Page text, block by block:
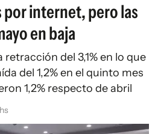
por internet, pero las
en baja
del 3,1% en lo que
del 1,2% en el quinto mes
1,2% respecto de abril